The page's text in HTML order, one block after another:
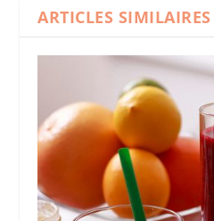
ARTICLES SIMILAIRES